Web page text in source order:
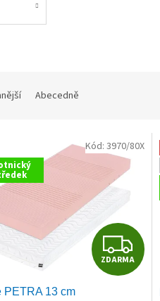
Abecedně
Z
D
ZDARMA
PETRA 13 cm
Kód: 3970/80X